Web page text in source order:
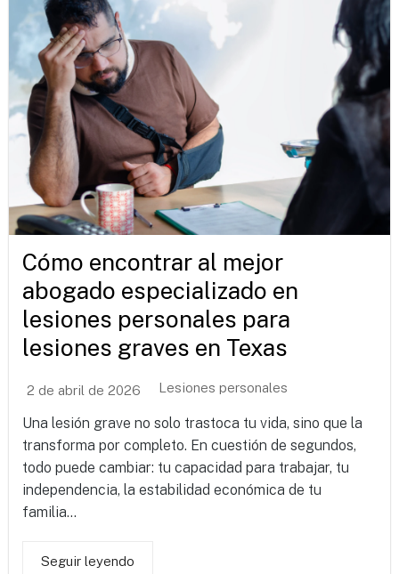
Cómo encontrar al mejor
abogado especializado en
lesiones personales para
lesiones graves en Texas
2 de abril de 2026 Lesiones personales
Una lesión grave no solo trastoca tu vida, sino que la
transforma por completo. En cuestión de segundos,
todo puede cambiar: tu capacidad para trabajar, tu
independencia, la estabilidad económica de tu
familia...
Seguir leyendo